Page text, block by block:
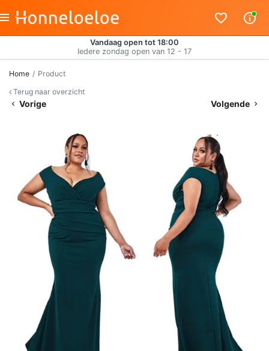
Vandaag open tot 18:00
Iedere zondag open van 12 - 17
Home
Product
Terug naar overzicht
Vorige Volgende